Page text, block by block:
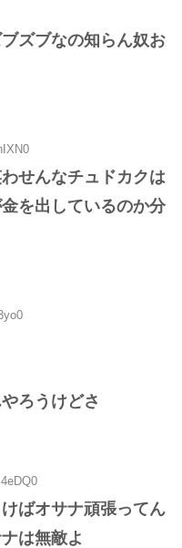
ズブなの知らん奴お
せんなチュドカクは
を出しているのか分
ろうけどさ
ばオサナ頑張ってん
は無敵よ